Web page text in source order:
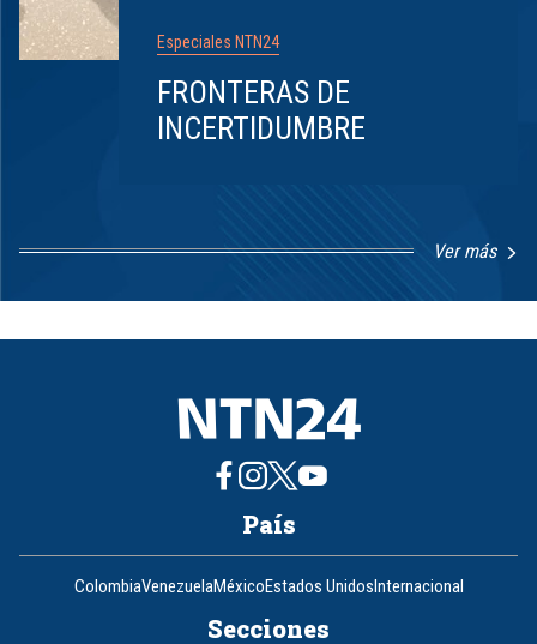
Especiales NTN24
FRONTERAS DE
INCERTIDUMBRE
Ver más
8
País
ColombiaVenezuelaMéxicoEstados UnidosInternacional
Secciones